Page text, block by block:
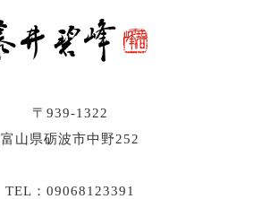
〒939-1322
富山県砺波市中野252
TEL：09068123391